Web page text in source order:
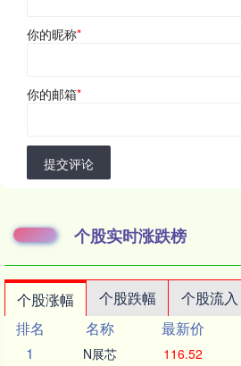
你的昵称*
你的邮箱*
提交评论
个股实时涨跌榜
个股涨幅 个股跌幅 个股流入
排名
名称 最新价
1
N展芯 116.52